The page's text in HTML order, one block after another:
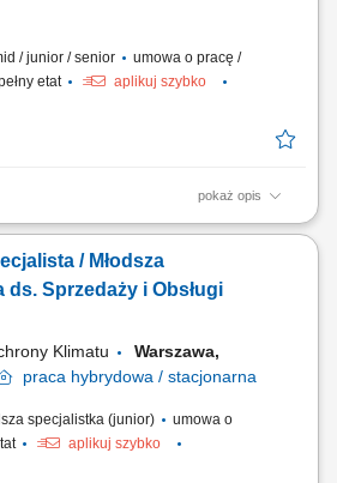
/ junior / senior
umowa o pracę /
etat
aplikuj szybko
pokaż opis
i koordynowanie bieżącej pracy
sprawny przepływ informacji oraz
Współpraca z zespołem oraz dbanie o
/ Młodsza
ds. Sprzedaży i Obsługi
Klimatu
Warszawa,
praca hybrydowa / stacjonarna
specjalistka (junior)
umowa o
aplikuj szybko